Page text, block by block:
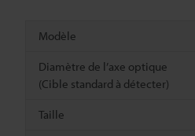
Modèle
Diamètre de l’axe optique
(Cible standard à détecter)
Taille